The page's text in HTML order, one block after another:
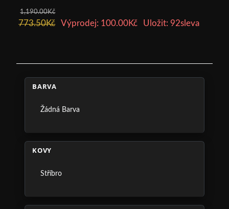
1,190.00Kč
773.50Kč Výprodej: 100.00Kč Uložit: 92sleva
BARVA
Žádná Barva
KOVY
Stříbro